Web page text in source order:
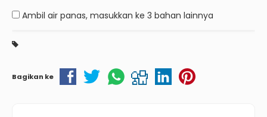
Ambil air panas, masukkan ke 3 bahan lainnya
Bagikan ke